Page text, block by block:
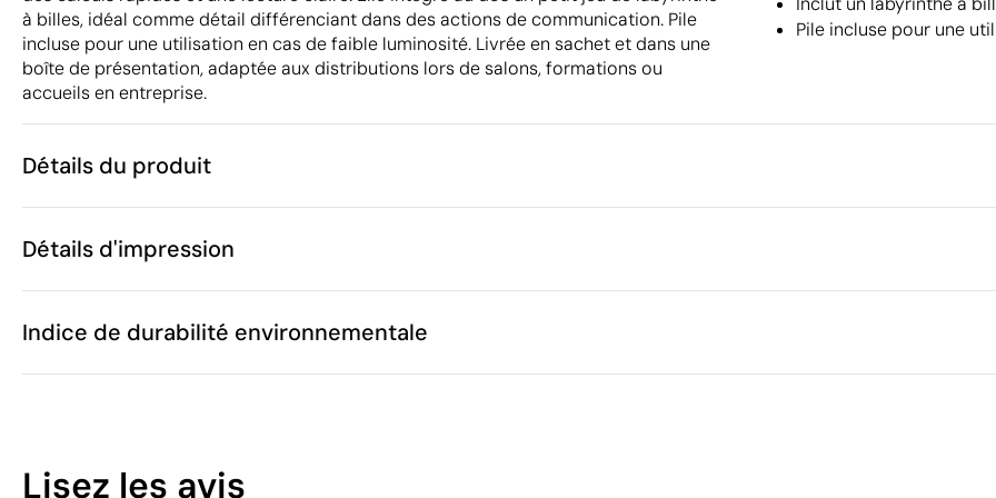
à billes, idéal comme détail différenciant dans des actions de communication. Pile
incluse pour une utilisation en cas de faible luminosité. Livrée en sachet et dans une
boîte de présentation, adaptée aux distributions lors de salons, formations ou
accueils en entreprise.
Pile incluse pour une
Détails du produit
Caractéristiques
Code du produit
Poids
60 g
Matière
Plastique ABS, bambou
Pays d'envoi
Emballage
Détails d'impression
Indice de durabilité environnementale
Lisez les avis